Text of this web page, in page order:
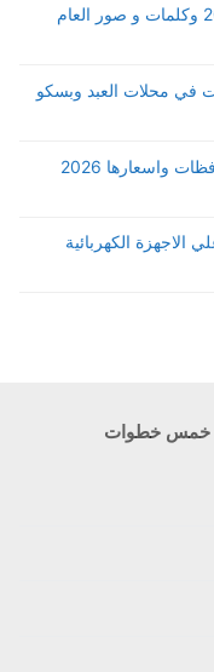
رسائل تهنئة رأس السنة الهجرية 1448- 2027 وكلمات و صور العام
وعلب البسكويت في محلات العبد وبسكو
اجمل أماكن خروجة العيد في القاهرة والمحافظات واسعارها 2026
في عيد الأم علي الاجهزة الكهربائية